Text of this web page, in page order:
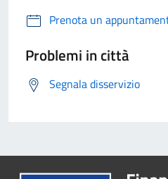
Prenota un
Problemi in città
Segnala disservizio